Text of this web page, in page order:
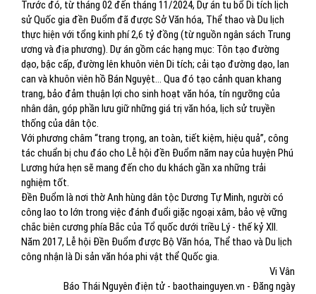
Trước đó, từ tháng 02 đến tháng 11/2024, Dự án tu bổ Di tích lịch
sử Quốc gia đền Đuổm đã được Sở Văn hóa, Thể thao và Du lịch
thực hiện với tổng kinh phí 2,6 tỷ đồng (từ nguồn ngân sách Trung
ương và địa phương). Dự án gồm các hạng mục: Tôn tạo đường
dạo, bậc cấp, đường lên khuôn viên Di tích; cải tạo đường dạo, lan
can và khuôn viên hồ Bán Nguyệt… Qua đó tạo cảnh quan khang
trang, bảo đảm thuận lợi cho sinh hoạt văn hóa, tín ngưỡng của
nhân dân, góp phần lưu giữ những giá trị văn hóa, lịch sử truyền
thống của dân tộc.
Với phương châm “trang trọng, an toàn, tiết kiệm, hiệu quả”, công
tác chuẩn bị chu đáo cho Lễ hội đền Đuổm năm nay của huyện Phú
Lương hứa hẹn sẽ mang đến cho du khách gần xa những trải
nghiệm tốt.
Đền Đuổm là nơi thờ Anh hùng dân tộc Dương Tự Minh, người có
công lao to lớn trong việc đánh đuổi giặc ngoại xâm, bảo vệ vững
chắc biên cương phía Bắc của Tổ quốc dưới triều Lý - thế kỷ XII.
Năm 2017, Lễ hội Đền Đuổm được Bộ Văn hóa, Thể thao và Du lịch
công nhận là Di sản văn hóa phi vật thể Quốc gia.
Vi Vân
Báo Thái Nguyên điện tử - baothainguyen.vn - Đăng ngày